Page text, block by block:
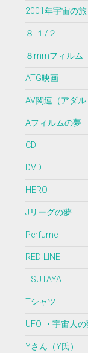
2001年宇宙の旅
８ １/２
８mmフィルム
ATG映画
AV関連（アダル
Aフィルムの夢
CD
DVD
HERO
Jリーグの夢
Perfume
RED LINE
TSUTAYA
Tシャツ
UFO ・宇宙人
Yさん（Y氏）